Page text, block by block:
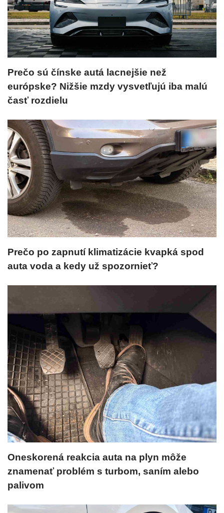
Prečo sú čínske autá lacnejšie než
európske? Nižšie mzdy vysvetľujú iba malú
časť rozdielu
Prečo po zapnutí klimatizácie kvapká spod
auta voda a kedy už spozornieť?
Oneskorená reakcia auta na plyn môže
znamenať problém s turbom, saním alebo
palivom